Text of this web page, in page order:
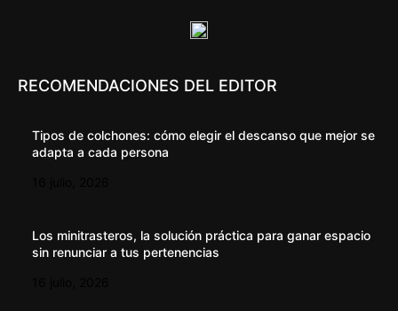
RECOMENDACIONES DEL EDITOR
Tipos de colchones: cómo elegir el descanso que mejor se
adapta a cada persona
Los minitrasteros, la solución práctica para ganar espacio
sin renunciar a tus pertenencias